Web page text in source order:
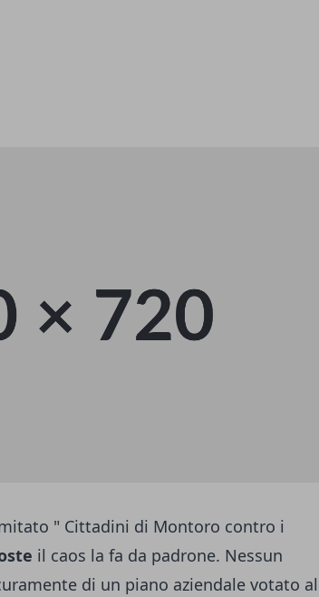
" Cittadini di Montoro contro i
il caos la fa da padrone. Nessun
di un piano aziendale votato al